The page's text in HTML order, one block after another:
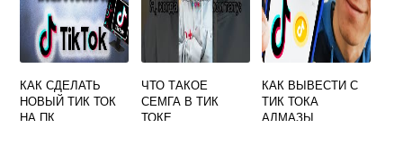
КАК СДЕЛАТЬ
НОВЫЙ ТИК ТОК
НА ПК
ЧТО ТАКОЕ
СЕМГА В ТИК
ТОКЕ
КАК ВЫВЕСТИ С
ТИК ТОКА
АЛМАЗЫ